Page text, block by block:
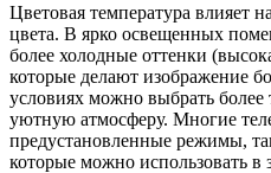
Цветовая температура влияет
цвета. В ярко освещенных
более холодные оттенки
которые делают изображение
условиях можно выбрать более
уютную атмосферу. Многие
предустановленные режимы,
которые можно использовать в